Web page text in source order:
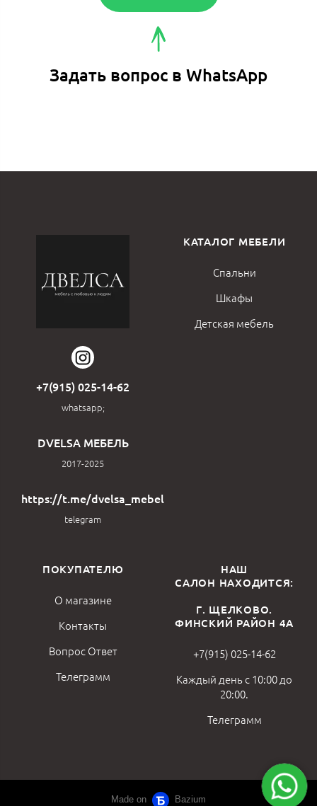
Задать вопрос в WhatsApp
+7(915) 025-14-62
whatsapp;
DVELSA МЕБЕЛЬ
2017-2025
https://t.me/dvelsa_mebel
telegram
КАТАЛОГ МЕБЕЛИ
Спальни
Шкафы
Детская мебель
ПОКУПАТЕЛЮ
О магазине
Контакты
Вопрос Ответ
Телеграмм
НАШ
САЛОН НАХОДИТСЯ:
Г. ЩЕЛКОВО.
ФИНСКИЙ РАЙОН 4А
+7(915) 025-14-62
Каждый день с 10:00 до
20:00.
Телеграмм
Made on Bazium